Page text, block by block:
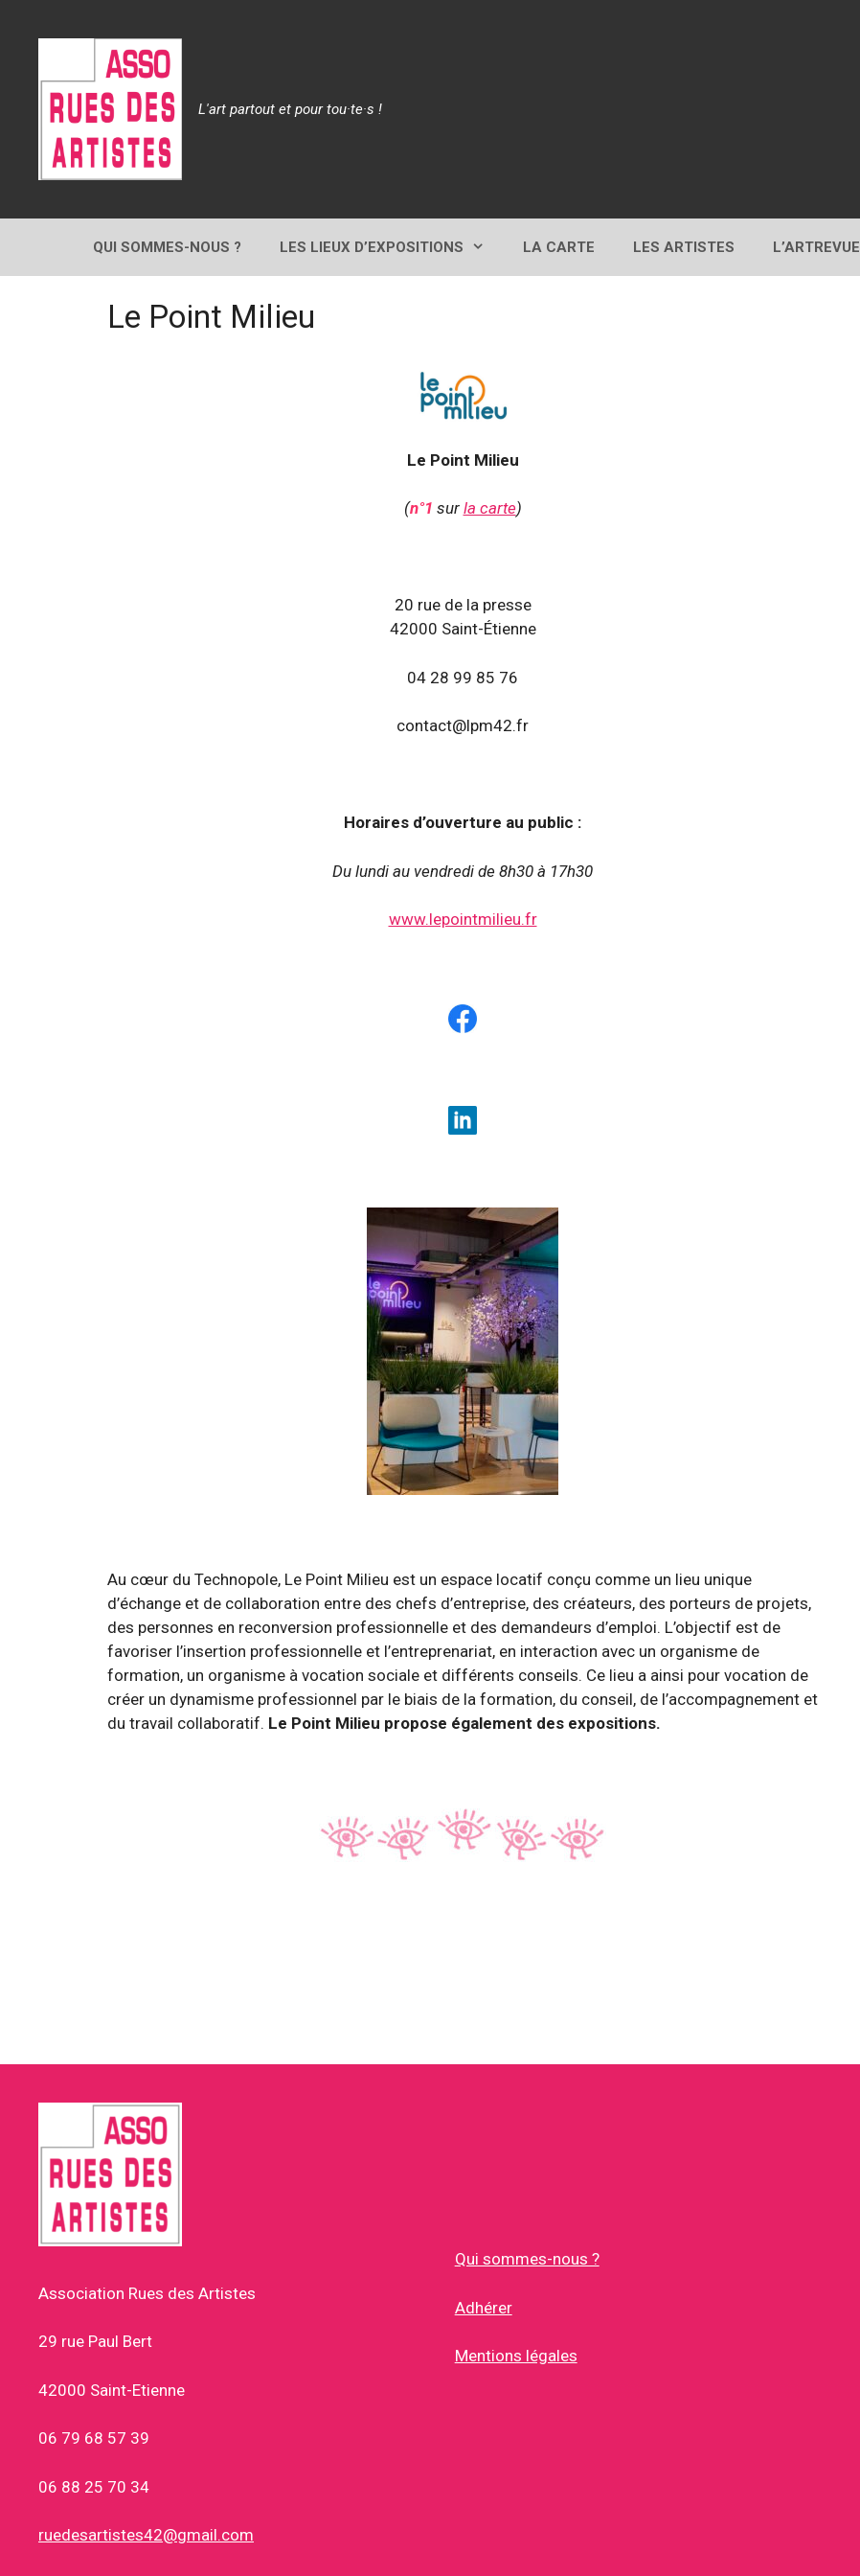
L'art partout et pour tou·te·s !
QUI SOMMES-NOUS ? LES LIEUX D’EXPOSITIONS LA CARTE LES ARTISTES L’ARTREVUE
Le Point Milieu
Le Point Milieu
(n°1 sur la carte)
20 rue de la presse
42000 Saint-Étienne
04 28 99 85 76
contact@lpm42.fr
Horaires d’ouverture au public :
Du lundi au vendredi de 8h30 à 17h30
www.lepointmilieu.fr
Au cœur du Technopole, Le Point Milieu est un espace locatif conçu comme un lieu unique
d’échange et de collaboration entre des chefs d’entreprise, des créateurs, des porteurs de projets,
des personnes en reconversion professionnelle et des demandeurs d’emploi. L’objectif est de
favoriser l’insertion professionnelle et l’entreprenariat, en interaction avec un organisme de
formation, un organisme à vocation sociale et différents conseils. Ce lieu a ainsi pour vocation de
créer un dynamisme professionnel par le biais de la formation, du conseil, de l’accompagnement et
du travail collaboratif. Le Point Milieu propose également des expositions.
Association Rues des Artistes
29 rue Paul Bert
42000 Saint-Etienne
06 79 68 57 39
06 88 25 70 34
ruedesartistes42@gmail.com
Qui sommes-nous ?
Adhérer
Mentions légales